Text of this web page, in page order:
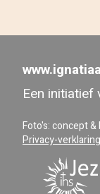
Een initiatief
Foto's: concept
Privacy-verklaring